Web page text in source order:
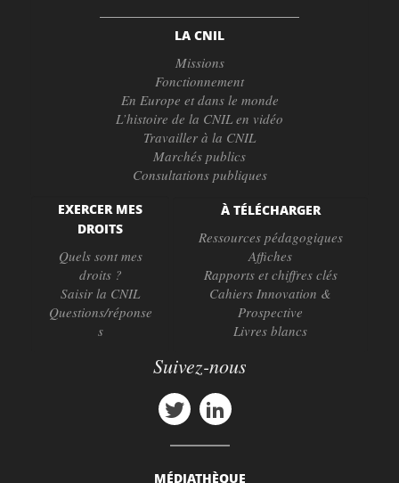
LA CNIL
Missions
Fonctionnement
En Europe et dans le monde
L’histoire de la CNIL en vidéo
Travailler à la CNIL
Marchés publics
Consultations publiques
EXERCER MES
DROITS
Quels sont mes
droits ?
Saisir la CNIL
Questions/réponse
s
À TÉLÉCHARGER
Ressources pédagogiques
Affiches
Rapports et chiffres clés
Cahiers Innovation &
Prospective
Livres blancs
Suivez-nous
MÉDIATHÈQUE